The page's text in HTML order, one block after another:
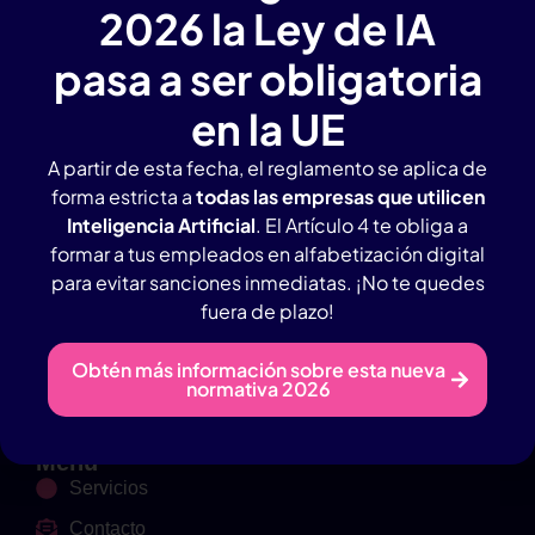
empresas
Agencia IA en Alicante con amplia experiencia.
Contacto Rápido
Whatsapp: 619965803
Menú
Servicios
Contacto
2026 la Ley de IA
pasa a ser obligatoria
en la UE
A partir de esta fecha, el reglamento se aplica de
forma estricta atodas las empresas que utilicen
Inteligencia Artificial. El Artículo 4 te obliga a
formar a tus empleados en alfabetización digital
para evitar sanciones inmediatas. ¡No te quedes
fuera de plazo!
Obtén más información sobre esta nueva
normativa 2026